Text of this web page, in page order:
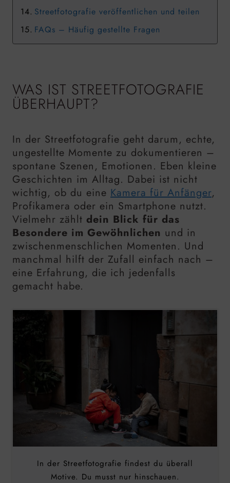
Streetfotografie veröffentlichen und teilen
FAQs – Häufig gestellte Fragen
WAS IST STREETFOTOGRAFIE
ÜBERHAUPT?
In der Streetfotografie geht darum, echte,
ungestellte Momente zu dokumentieren –
spontane Szenen, Emotionen. Eben kleine
Geschichten im Alltag. Dabei ist nicht
wichtig, ob du eine Kamera für Anfänger,
Profikamera oder ein Smartphone nutzt.
Vielmehr zählt dein Blick für das
Besondere im Gewöhnlichen und in
zwischenmenschlichen Momenten. Und
manchmal hilft der Zufall einfach nach –
eine Erfahrung, die ich jedenfalls
gemacht habe.
In der Streetfotografie findest du überall
Motive. Du musst nur hinschauen.